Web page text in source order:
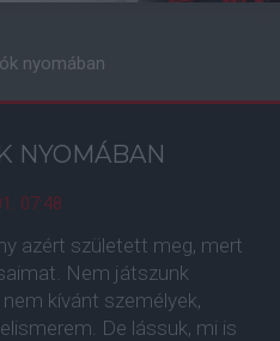
nyomában
NYOMÁBAN
07:48
azért született meg, mert
Nem játszunk
kívánt személyek,
De lássuk, mi is